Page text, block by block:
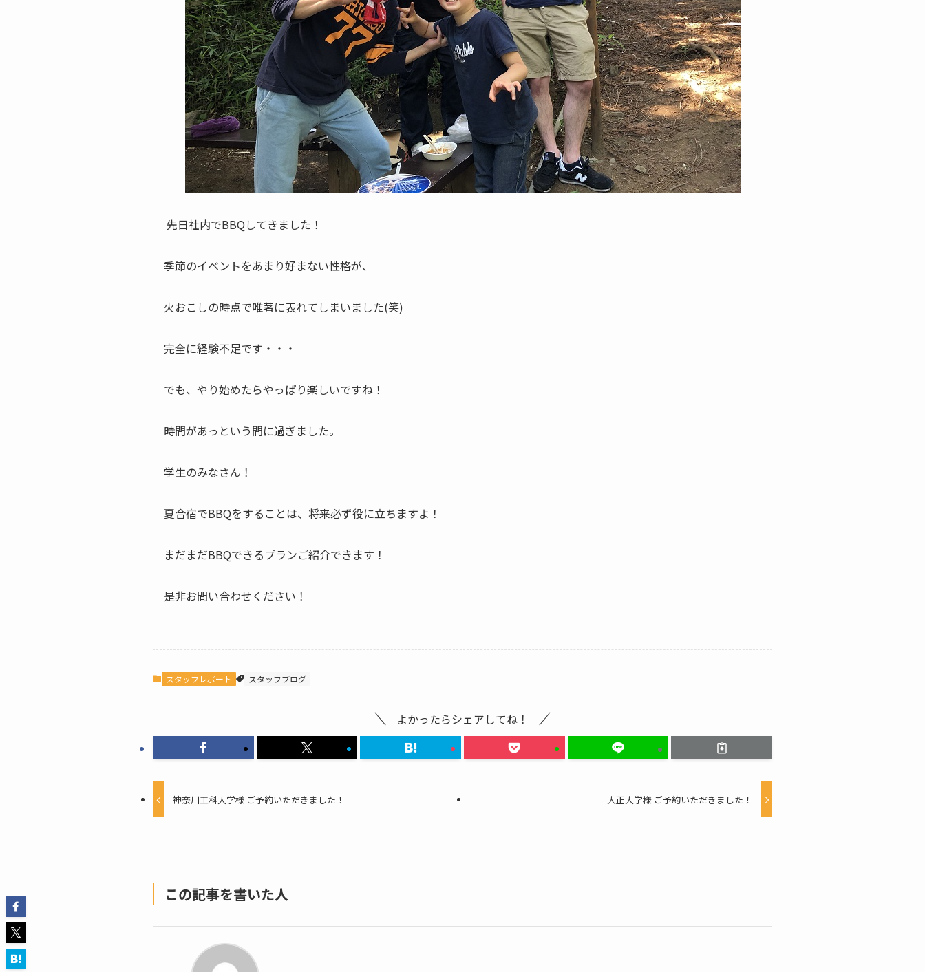
先日社内でBBQしてきました！
季節のイベントをあまり好まない性格が、
火おこしの時点で唯著に表れてしまいました(笑)
完全に経験不足です・・・
でも、やり始めたらやっぱり楽しいですね！
時間があっという間に過ぎました。
学生のみなさん！
夏合宿でBBQをすることは、将来必ず役に立ちますよ！
まだまだBBQできるプランご紹介できます！
是非お問い合わせください！
スタッフレポート スタッフブログ
よかったらシェアしてね！
神奈川工科大学様 ご予約いただきました！ 大正大学様 ご予約いただきました！
この記事を書いた人